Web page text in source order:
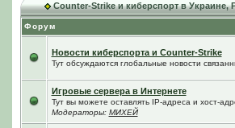
Counter-Strike и киберспорт в Украине,
Форум
Новости киберспорта и Counter-Strike
Тут обсуждаются глобальные новости
Игровые сервера в Интернете
Тут вы можете оставлять IP-адреса и хост-
Модераторы: МИХЕЙ